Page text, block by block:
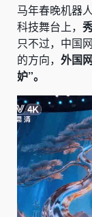
马年春晚机器
科技舞台上，
只不过，中国
的方向， 外国
妒”。